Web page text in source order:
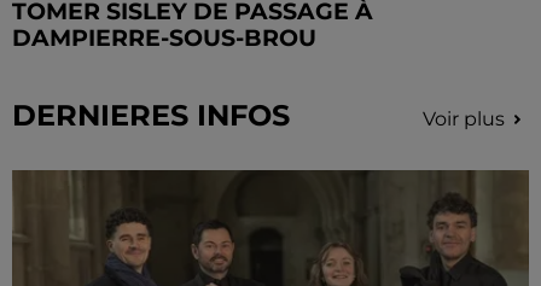
TOMER SISLEY DE PASSAGE À
DAMPIERRE-SOUS-BROU
DERNIERES INFOS Voir plus